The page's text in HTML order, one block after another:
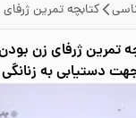
تمرین ژرفای زن
دستیابی به